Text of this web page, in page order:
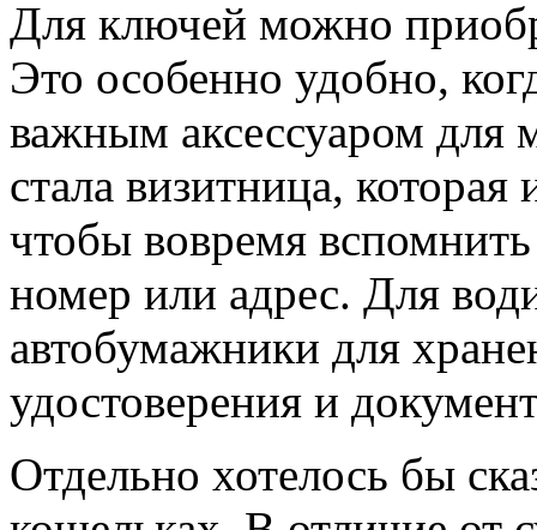
Для ключей можно
Это особенно удобно,
важным аксессуаром для
стала визитница,
чтобы вовремя
номер или адрес. Для
автобумажники для
удостоверения и
Отдельно хотелось бы